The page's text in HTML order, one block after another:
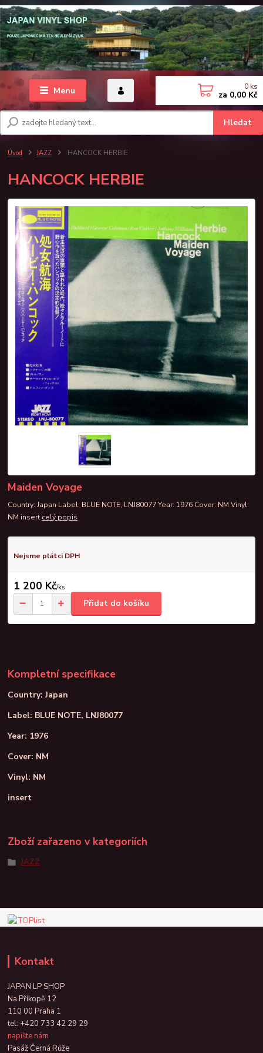
Menu
Hledat
0 ks
za 0,00 Kč
Úvod JAZZ HANCOCK HERBIE
HANCOCK HERBIE
Maiden Voyage
Country: Japan Label: BLUE NOTE, LNJ80077 Year: 1976 Cover: NM Vinyl:
NM insert celý popis
Nejsme plátci DPH
1 200 Kč/ks
Přidat do košíku
Kompletní specifikace
Country: Japan
Label: BLUE NOTE, LNJ80077
Year: 1976
Cover: NM
Vinyl: NM
insert
Zboží zařazeno v kategoriích
JAZZ
Kontakt
JAPAN LP SHOP
Na Příkopě 12
110 00 Praha 1
tel: +420 733 42 29 29
napište nám
Pasáž Černá Růže